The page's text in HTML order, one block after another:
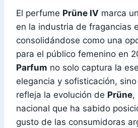
El perfume Prüne IV marca
en la industria de fragancias
consolidándose como una
para el público femenino en
Parfum no solo captura la
elegancia y sofisticación,
refleja la evolución de Prüne,
nacional que ha sabido
gusto de las consumidoras